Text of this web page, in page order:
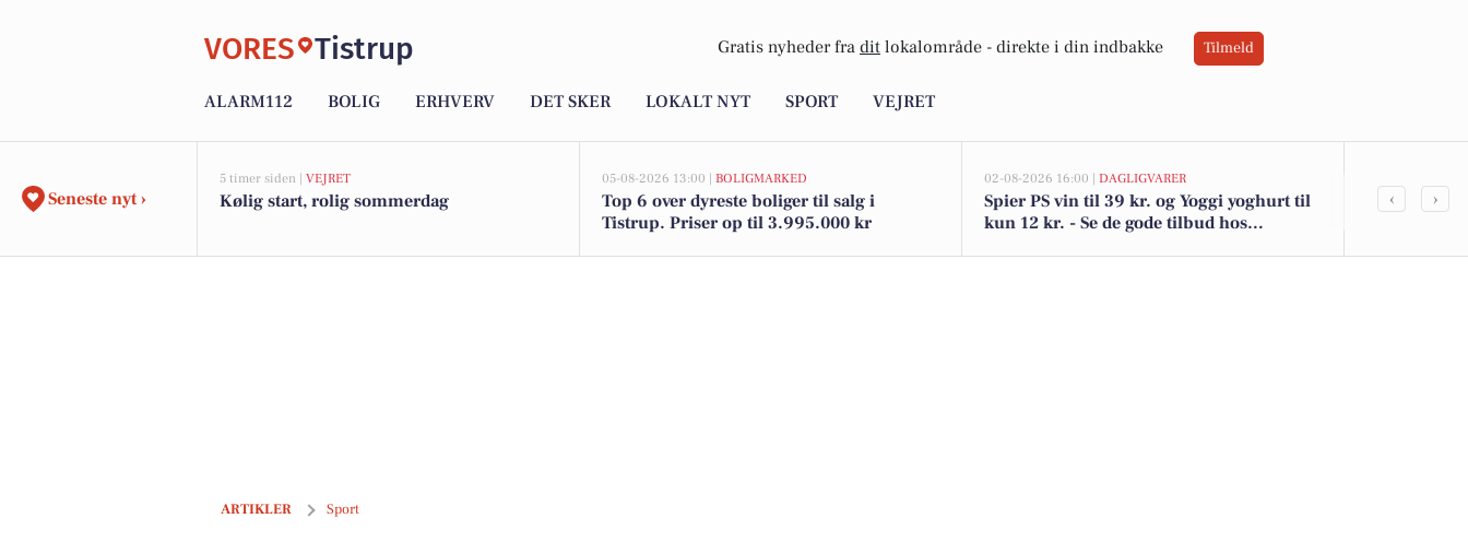
VORES Tistrup Gratis nyheder fra dit lokalområde - direkte i din indbakke Tilmeld
ALARM112 BOLIG ERHVERV DET SKER LOKALT NYT SPORT VEJRET
Seneste nyt ›
5 timer siden | VEJRET
Kølig start, rolig sommerdag
05-08-2026 13:00 | BOLIGMARKED
Top 6 over dyreste boliger til salg i
Tistrup. Priser op til 3.995.000 kr
02-08-2026 16:00 | DAGLIGVARER
Spier PS vin til 39 kr. og Yoggi yoghurt til
kun 12 kr. - Se de gode tilbud hos
Tistrup
‹ ›
ARTIKLER Sport
Håndboldklubber fra Tistrup støtter Danmarks Indsamling